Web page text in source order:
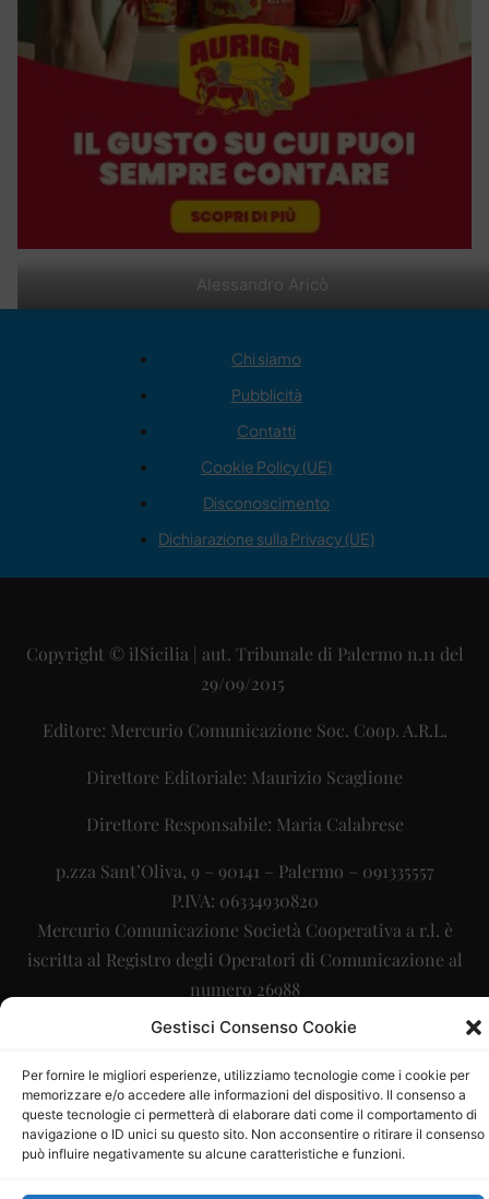
Gestisci Consenso Cookie
Per fornire le migliori esperienze, utilizziamo tecnologie come i cookie per
memorizzare e/o accedere alle informazioni del dispositivo. Il consenso a
queste tecnologie ci permetterà di elaborare dati come il comportamento di
navigazione o ID unici su questo sito. Non acconsentire o ritirare il consenso
può influire negativamente su alcune caratteristiche e funzioni.
Alessandro Aricò
Chi siamo
Pubblicità
Contatti
Cookie Policy (UE)
Disconoscimento
Dichiarazione sulla Privacy (UE)
Copyright © ilSicilia | aut. Tribunale di Palermo n.11 del
29/09/2015
Editore: Mercurio Comunicazione Soc. Coop. A.R.L.
Direttore Editoriale: Maurizio Scaglione
Direttore Responsabile: Maria Calabrese
p.zza Sant’Oliva, 9 – 90141 – Palermo – 091335557
P.IVA: 06334930820
Mercurio Comunicazione Società Cooperativa a r.l. è
iscritta al Registro degli Operatori di Comunicazione al
numero 26988
Sito gestito daLa Digitale srl– info@ladigitale.it